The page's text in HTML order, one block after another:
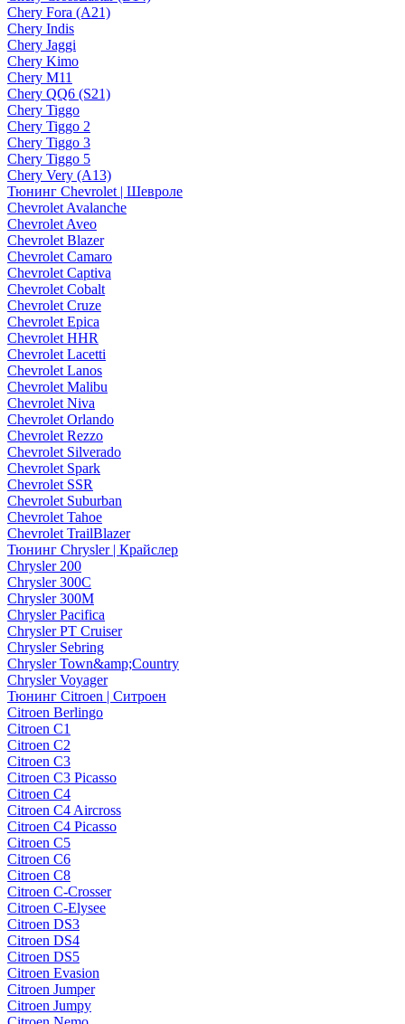
Chery Fora (A21)
Chery Indis
Chery Jaggi
Chery Kimo
Chery M11
Chery QQ6 (S21)
Chery Tiggo
Chery Tiggo 2
Chery Tiggo 3
Chery Tiggo 5
Chery Very (A13)
Тюнинг Chevrolet | Шевроле
Chevrolet Avalanche
Chevrolet Aveo
Chevrolet Blazer
Chevrolet Camaro
Chevrolet Captiva
Chevrolet Cobalt
Chevrolet Cruze
Chevrolet Epica
Chevrolet HHR
Chevrolet Lacetti
Chevrolet Lanos
Chevrolet Malibu
Chevrolet Niva
Chevrolet Orlando
Chevrolet Rezzo
Chevrolet Silverado
Chevrolet Spark
Chevrolet SSR
Chevrolet Suburban
Chevrolet Tahoe
Chevrolet TrailBlazer
Тюнинг Chrysler | Крайслер
Chrysler 200
Chrysler 300C
Chrysler 300M
Chrysler Pacifica
Chrysler PT Cruiser
Chrysler Sebring
Chrysler Town&amp;Country
Chrysler Voyager
Тюнинг Citroen | Ситроен
Citroen Berlingo
Citroen C1
Citroen C2
Citroen C3
Citroen C3 Picasso
Citroen C4
Citroen C4 Aircross
Citroen C4 Picasso
Citroen C5
Citroen C6
Citroen C8
Citroen C-Crosser
Citroen C-Elysee
Citroen DS3
Citroen DS4
Citroen DS5
Citroen Evasion
Citroen Jumper
Citroen Jumpy